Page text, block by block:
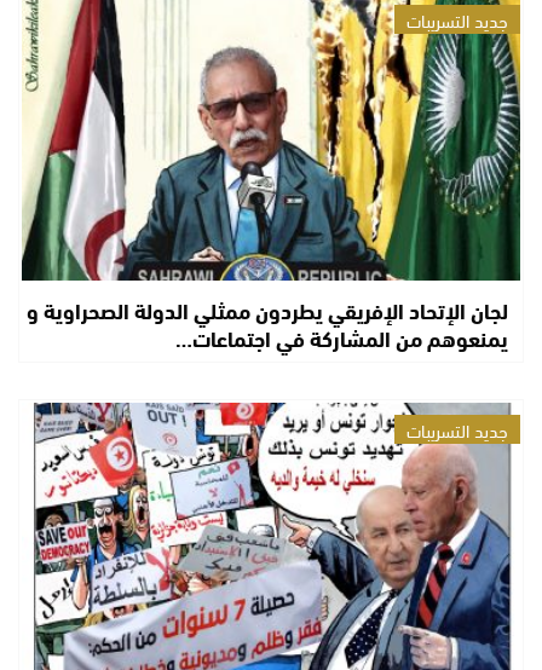
جديد التسريبات
لجان الإتحاد الإفريقي يطردون ممثلي الدولة الصحراوية و
يمنعوهم من المشاركة في اجتماعات…
جديد التسريبات